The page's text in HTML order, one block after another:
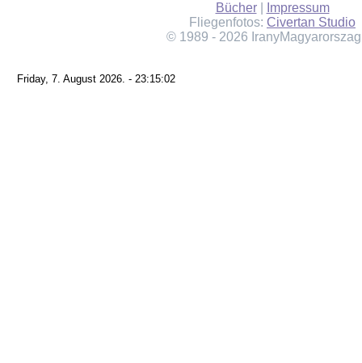
Bücher|
Impressum
Fliegenfotos: Civertan Studio
© 1989 - 2026
Friday, 7. August 2026. - 23:15:02